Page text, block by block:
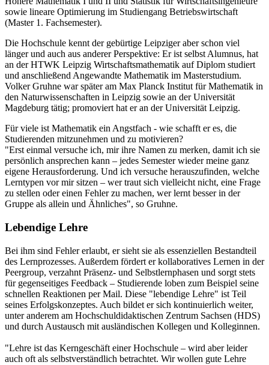
sowie lineare Optimierung im Studiengang Betriebswirtschaft
(Master 1. Fachsemester).
Die Hochschule kennt der gebürtige Leipziger aber schon viel
länger und auch aus anderer Perspektive: Er ist selbst Alumnus, hat
an der HTWK Leipzig Wirtschaftsmathematik auf Diplom studiert
und anschließend Angewandte Mathematik im Masterstudium.
Volker Gruhne war später am Max Planck Institut für Mathematik in
den Naturwissenschaften in Leipzig sowie an der Universität
Magdeburg tätig; promoviert hat er an der Universität Leipzig.
Für viele ist Mathematik ein Angstfach - wie schafft er es, die
Studierenden mitzunehmen und zu motivieren?
"Erst einmal versuche ich, mir ihre Namen zu merken, damit ich sie
persönlich ansprechen kann – jedes Semester wieder meine ganz
eigene Herausforderung. Und ich versuche herauszufinden, welche
Lerntypen vor mir sitzen – wer traut sich vielleicht nicht, eine Frage
zu stellen oder einen Fehler zu machen, wer lernt besser in der
Gruppe als allein und Ähnliches", so Gruhne.
Lebendige Lehre
Bei ihm sind Fehler erlaubt, er sieht sie als essenziellen Bestandteil
des Lernprozesses. Außerdem fördert er kollaboratives Lernen in der
Peergroup, verzahnt Präsenz- und Selbstlernphasen und sorgt stets
für gegenseitiges Feedback – Studierende loben zum Beispiel seine
schnellen Reaktionen per Mail. Diese "lebendige Lehre" ist Teil
seines Erfolgskonzeptes. Auch bildet er sich kontinuierlich weiter,
unter anderem am Hochschuldidaktischen Zentrum Sachsen (HDS)
und durch Austausch mit ausländischen Kollegen und Kolleginnen.
"Lehre ist das Kerngeschäft einer Hochschule – wird aber leider
auch oft als selbstverständlich betrachtet. Wir wollen gute Lehre